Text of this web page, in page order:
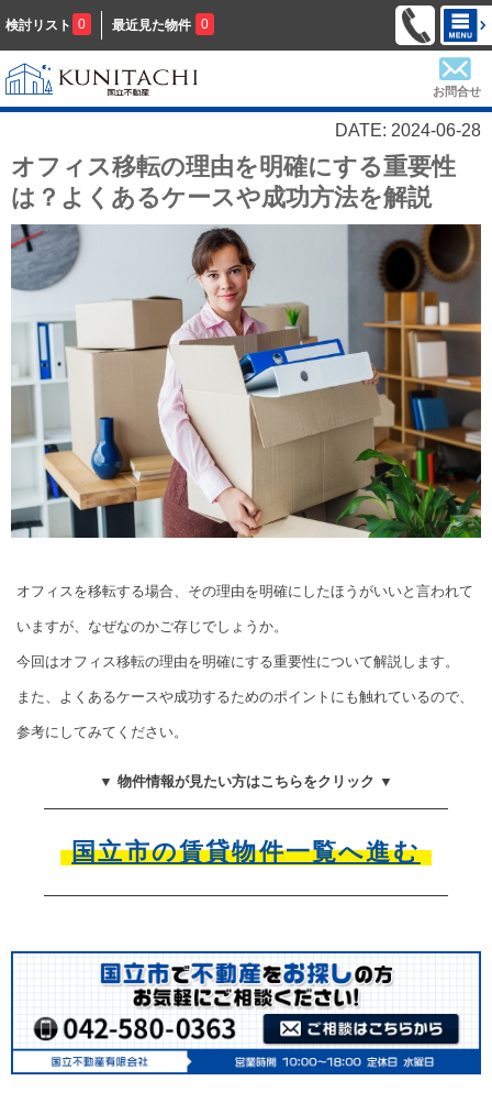
検討リスト 0 最近見た物件 0
お問合せ
DATE: 2024-06-28
オフィス移転の理由を明確にする重要性
は？よくあるケースや成功方法を解説
オフィスを移転する場合、その理由を明確にしたほうがいいと言われて
いますが、なぜなのかご存じでしょうか。
今回はオフィス移転の理由を明確にする重要性について解説します。
また、よくあるケースや成功するためのポイントにも触れているので、
参考にしてみてください。
▼ 物件情報が見たい方はこちらをクリック ▼
国立市の賃貸物件一覧へ進む